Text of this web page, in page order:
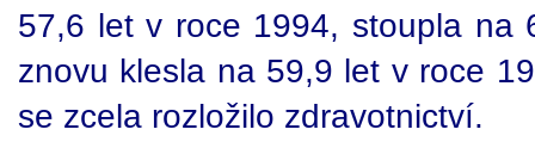
57,6 let v roce 1994, stoupla na
znovu klesla na 59,9 let v roce
se zcela rozložilo zdravotnictví.